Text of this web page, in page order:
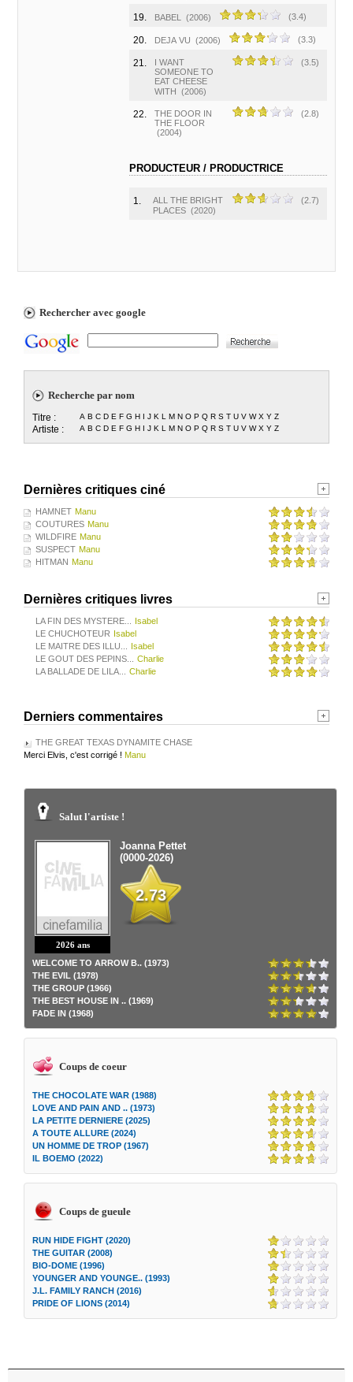
19. BABEL (2006) (3.4)
20. DEJA VU (2006) (3.3)
21.
I WANT
SOMEONE TO
EAT CHEESE
WITH (2006)
(3.5)
22.
THE DOOR IN
THE FLOOR
(2004)
(2.8)
PRODUCTEUR / PRODUCTRICE
1.
ALL THE BRIGHT
PLACES (2020)
(2.7)
Rechercher avec google
Recherche par nom
Titre : A B C D E F G H I J K L M N O P Q R S T U V W X Y Z
Artiste : A B C D E F G H I J K L M N O P Q R S T U V W X Y Z
Dernières critiques ciné
HAMNET Manu
COUTURES Manu
WILDFIRE Manu
SUSPECT Manu
HITMAN Manu
Dernières critiques livres
LA FIN DES MYSTERE...
Isabel
LE CHUCHOTEUR Isabel
LE MAITRE DES ILLU...
Isabel
LE GOUT DES PEPINS...
Charlie
LA BALLADE DE LILA...
Charlie
Derniers commentaires
THE GREAT TEXAS DYNAMITE CHASE
Merci Elvis, c'est corrigé ! Manu
Salut l'artiste !
2026 ans
Joanna Pettet
(0000-2026)
2.73
WELCOME TO ARROW B.. (1973)
THE EVIL (1978)
THE GROUP (1966)
THE BEST HOUSE IN .. (1969)
FADE IN (1968)
Coups de coeur
THE CHOCOLATE WAR (1988)
LOVE AND PAIN AND .. (1973)
LA PETITE DERNIERE (2025)
A TOUTE ALLURE (2024)
UN HOMME DE TROP (1967)
IL BOEMO (2022)
Coups de gueule
RUN HIDE FIGHT (2020)
THE GUITAR (2008)
BIO-DOME (1996)
YOUNGER AND YOUNGE.. (1993)
J.L. FAMILY RANCH (2016)
PRIDE OF LIONS (2014)